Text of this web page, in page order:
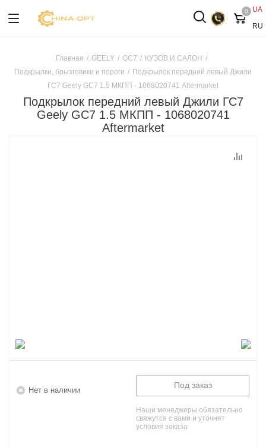
UA
RU
0
Главная / GEELY / GC7 / КУЗОВ И САЛОН /
Подкрылки, брызговики и пороги / Подкрылок передний левый Джили
ГС7 Geely GC7 1.5 МКПП - 1068020741 Aftermarket
Подкрылок передний левый Джили ГС7
Geely GC7 1.5 МКПП - 1068020741
Aftermarket
Нет в наличии
Под заказ
Наши менеджеры обязательно
свяжутся с вами и уточнят
условия заказа